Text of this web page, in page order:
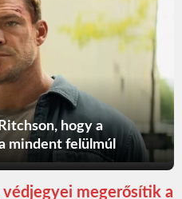
hogy a
mindent felülmúl
megerősítik a